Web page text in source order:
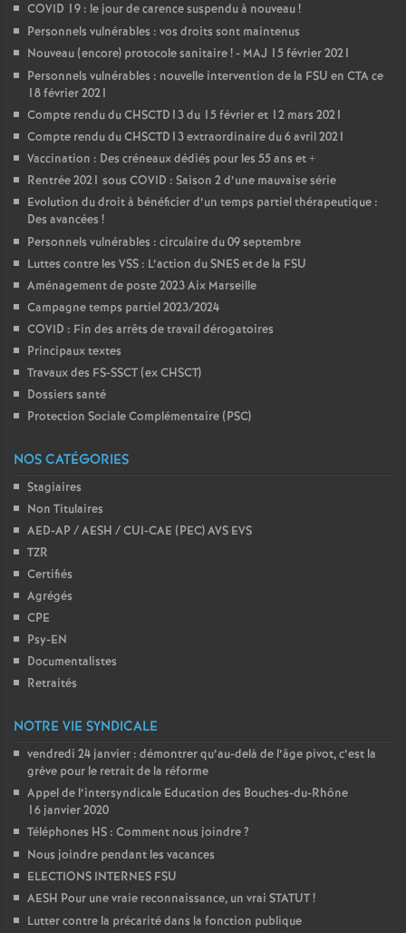
COVID 19 : le jour de carence suspendu à nouveau!
Personnels vulnérables : vos droits sont maintenus
Nouveau (encore) protocole sanitaire! - MAJ 15 février 2021
Personnels vulnérables : nouvelle intervention de la FSU en CTA ce
18 février 2021
Compte rendu du CHSCTD13 du 15 février et 12 mars 2021
Compte rendu du CHSCTD13 extraordinaire du 6 avril 2021
Vaccination : Des créneaux dédiés pour les 55 ans et +
Rentrée 2021 sous COVID : Saison 2 d’une mauvaise série
Evolution du droit à bénéficier d’un temps partiel thérapeutique :
Des avancées !
Personnels vulnérables : circulaire du 09 septembre
Luttes contre les VSS : L’action du SNES et de la FSU
Aménagement de poste 2023 Aix Marseille
Campagne temps partiel 2023/2024
COVID : Fin des arrêts de travail dérogatoires
Principaux textes
Travaux des FS-SSCT (ex CHSCT)
Dossiers santé
Protection Sociale Complémentaire (PSC)
NOS CATÉGORIES
Stagiaires
Non Titulaires
AED-AP / AESH / CUI-CAE (PEC) AVS EVS
TZR
Certifiés
Agrégés
CPE
Psy-EN
Documentalistes
Retraités
NOTRE VIE SYNDICALE
vendredi 24 janvier : démontrer qu’au-delà de l’âge pivot, c’est la
grève pour le retrait de la réforme
Appel de l’intersyndicale Education des Bouches-du-Rhône
16 janvier 2020
Téléphones HS : Comment nous joindre?
Nous joindre pendant les vacances
ELECTIONS INTERNES FSU
AESH Pour une vraie reconnaissance, un vrai STATUT!
Lutter contre la précarité dans la fonction publique